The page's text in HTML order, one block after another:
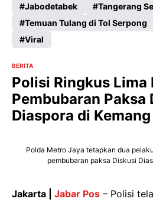
Jabodetabek
Tangerang
Temuan Tulang di Tol Serpong
Viral
BERITA
Polisi Ringkus Lima
Pembubaran Paksa
Diaspora di Kemang
Polda Metro Jaya tetapkan dua
pembubaran paksa Diskusi
Jakarta | Jabar Pos – Polisi